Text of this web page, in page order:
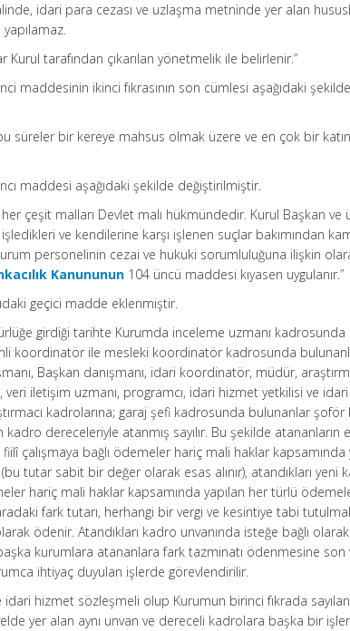
idari para cezası ve uzlaşma metninde yer alan
tarafından çıkarılan yönetmelik ile belirlenir.”
maddesinin ikinci fıkrasının son cümlesi aşağıdaki şekilde
süreler bir kereye mahsus olmak üzere ve en çok bir
maddesi aşağıdaki şekilde değiştirilmiştir.
çeşit malları Devlet malı hükmündedir. Kurul Başkan ve
ve kendilerine karşı işlenen suçlar bakımından
personelinin cezai ve hukuki sorumluluğuna ilişkin
Kanununun 104 üncü maddesi kıyasen uygulanır.”
geçici madde eklenmiştir.
girdiği tarihte Kurumda inceleme uzmanı
koordinatör ile mesleki koordinatör kadrosunda
Başkan danışmanı, idari koordinatör, müdür,
veri iletişim uzmanı, programcı, idari hizmet yetkilisi ve
kadrolarına; garaj şefi kadrosunda bulunanlar
dereceleriyle atanmış sayılır. Bu şekilde atananların
çalışmaya bağlı ödemeler hariç mali haklar kapsamında
tutar sabit bir değer olarak esas alınır), atandıkları yeni
hariç mali haklar kapsamında yapılan her türlü
fark tutarı, herhangi bir vergi ve kesintiye tabi
ödenir. Atandıkları kadro unvanında isteğe bağlı
kurumlara atananlara fark tazminatı ödenmesine son
ihtiyaç duyulan işlerde görevlendirilir.
hizmet sözleşmeli olup Kurumun birinci fıkrada
yer alan aynı unvan ve dereceli kadrolara başka bir